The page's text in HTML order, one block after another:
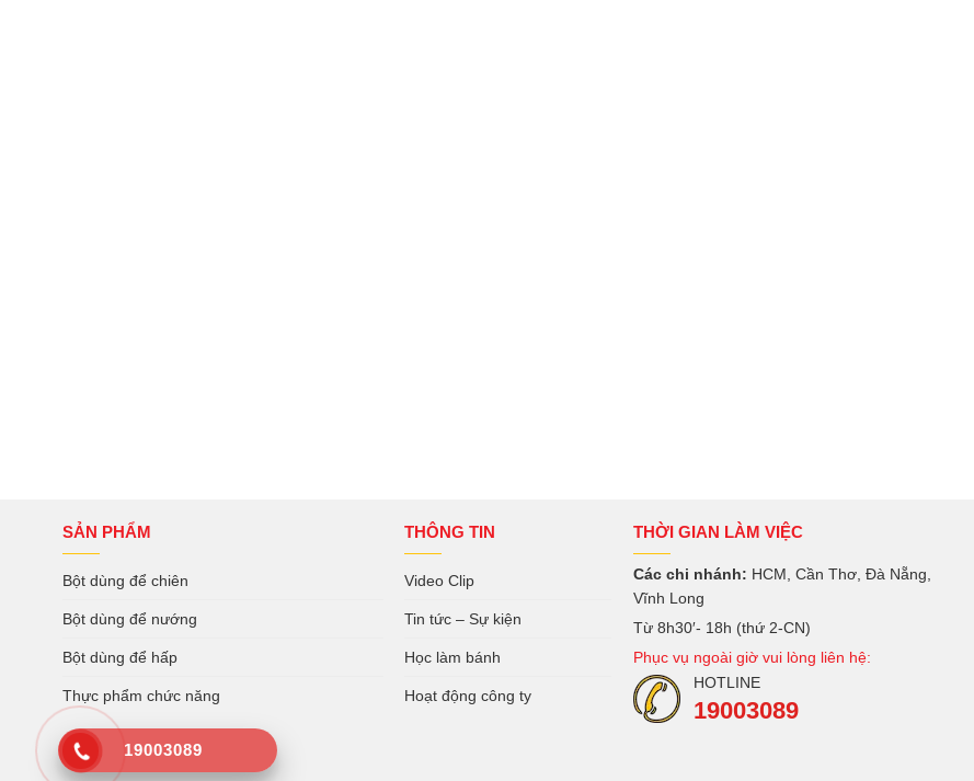
SẢN PHẨM
Bột dùng để chiên
Bột dùng để nướng
Bột dùng để hấp
Thực phẩm chức năng
THÔNG TIN
Video Clip
Tin tức – Sự kiện
Học làm bánh
Hoạt động công ty
THỜI GIAN LÀM VIỆC
Các chi nhánh: HCM, Cần Thơ, Đà Nẵng,
Vĩnh Long
Từ 8h30′- 18h (thứ 2-CN)
Phục vụ ngoài giờ vui lòng liên hệ:
HOTLINE
19003089
19003089